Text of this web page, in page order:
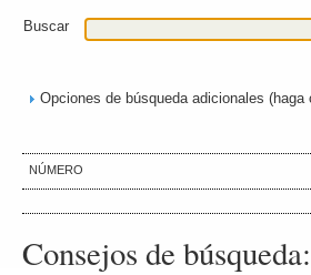
Buscar
Opciones de búsqueda adicionales (haga
NÚMERO
Consejos de búsqueda: